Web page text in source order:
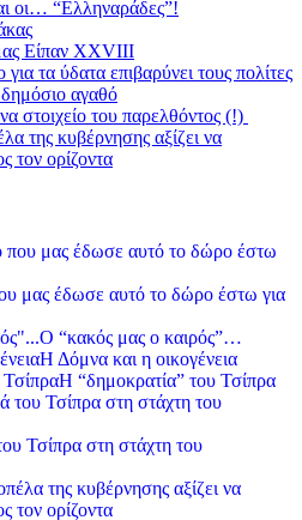
οι… “Ελληναράδες”!
Είπαν XXVIII
για τα ύδατα επιβαρύνει τους πολίτες
δημόσιο αγαθό
στοιχείο του παρελθόντος (!)
της κυβέρνησης αξίζει να
τον ορίζοντα
μας έδωσε αυτό το δώρο έστω για
Ο “κακός μας ο καιρός”…
Η Δόμνα και η οικογένεια
Η “δημοκρατία” του Τσίπρα
Τσίπρα στη στάχτη του